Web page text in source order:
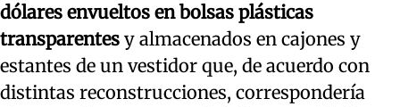
dólares envueltos en bolsas plásticas
transparentes y almacenados en cajones y
estantes de un vestidor que, de acuerdo con
distintas reconstrucciones, correspondería